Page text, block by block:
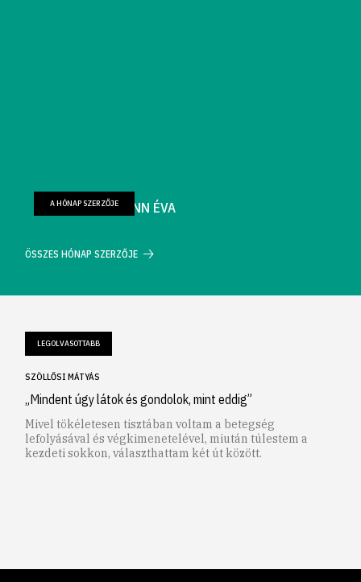
FARKAS WELLMANN ÉVA
A HÓNAP SZERZŐJE
ÖSSZES HÓNAP SZERZŐJE
LEGOLVASOTTABB
SZÖLLŐSI MÁTYÁS
„Mindent úgy látok és gondolok, mint eddig”
Mivel tökéletesen tisztában voltam a betegség
lefolyásával és végkimenetelével, miután túlestem a
kezdeti sokkon, választhattam két út között.